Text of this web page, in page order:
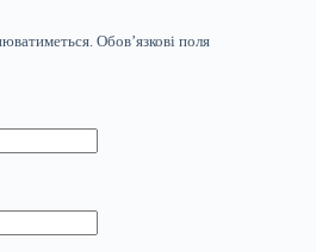
Обов’язкові поля